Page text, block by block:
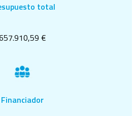
total
€
Financiador